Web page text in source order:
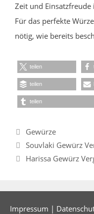
Zeit und
Für das perfekte
nötig, wie bereits
teilen
teilen
teilen
Kategorien
Gewürze
Souvlaki Gewürz
Harissa Gewürz
Impressum |